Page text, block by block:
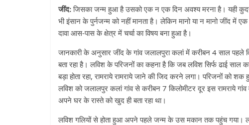
जींद:जिसका जन्म हुआ है उसको एक न एक दिन अवश्य मरना है। यही
भी इंसान के पुर्नजन्म को नहीं मानता है। लेकिन मानो या न मानो जींद में
दावा आस-पास के क्षेत्र में चर्चा का विषय बना हुआ है।
जानकारी के अनुसार जींद के गांव जलालपुरा कलां में करीबन 4 साल पहले
बता रहा है। लविश के परिजनों का कहना है कि जब लविश सिर्फ ढाई साल
बड़ा होता रहा, रामराये रामराये जाने की जिद करने लगा। परिजनों
लविश को जलालपुर कलां गांव से करीबन 7 किलोमीटर दूर इस रामराये
अपने घर के रास्ते को खुद ही बता रहा था।
लविश गलियों से होता हुआ अपने पहले जन्म के उस मकान तक पहुंच गया।